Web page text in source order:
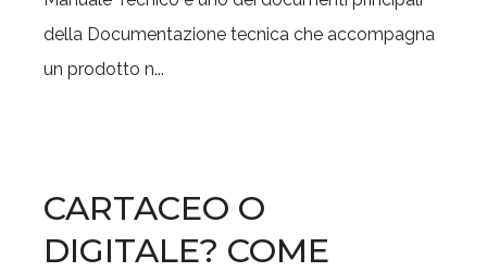
della Documentazione tecnica che accompagna
un prodotto n...
CARTACEO O
DIGITALE? COME